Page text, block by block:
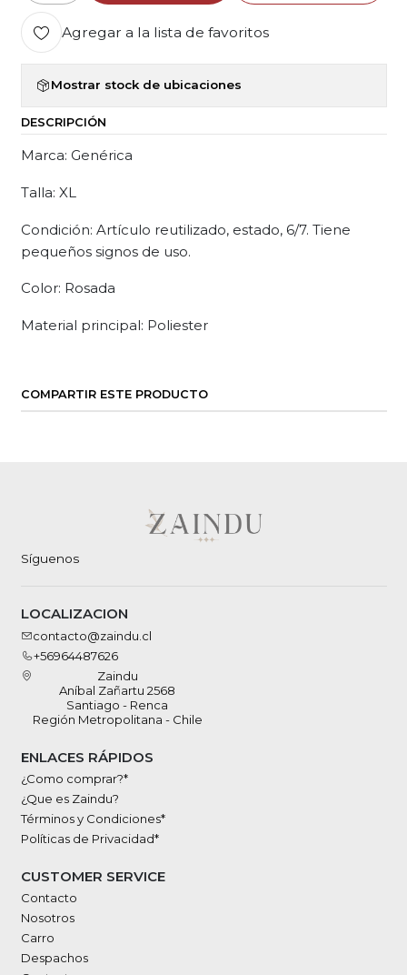
Agregar a la lista de favoritos
Mostrar stock de ubicaciones
DESCRIPCIÓN
Marca: Genérica
Talla: XL
Condición: Artículo reutilizado, estado, 6/7. Tiene
pequeños signos de uso.
Color: Rosada
Material principal: Poliester
COMPARTIR ESTE PRODUCTO
Síguenos
LOCALIZACION
contacto@zaindu.cl
+56964487626
Zaindu
Aníbal Zañartu 2568
Santiago - Renca
Región Metropolitana - Chile
ENLACES RÁPIDOS
¿Como comprar?*
¿Que es Zaindu?
Términos y Condiciones*
Políticas de Privacidad*
CUSTOMER SERVICE
Contacto
Nosotros
Carro
Despachos